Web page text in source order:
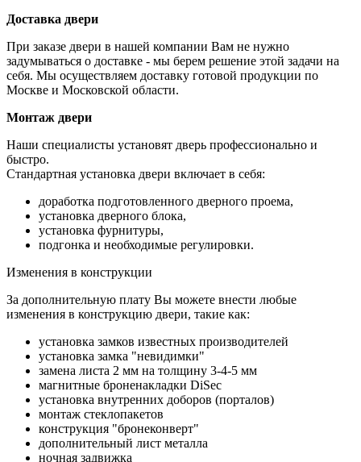
Доставка двери
При заказе двери в нашей компании Вам не нужно
задумываться о доставке - мы берем решение этой задачи на
себя. Мы осуществляем доставку готовой продукции по
Москве и Московской области.
Монтаж двери
Наши специалисты установят дверь профессионально и
быстро.
Стандартная установка двери включает в себя:
доработка подготовленного дверного проема,
установка дверного блока,
установка фурнитуры,
подгонка и необходимые регулировки.
Изменения в конструкции
За дополнительную плату Вы можете внести любые
изменения в конструкцию двери, такие как:
установка замков известных производителей
установка замка "невидимки"
замена листа 2 мм на толщину 3-4-5 мм
магнитные броненакладки DiSec
установка внутренних доборов (порталов)
монтаж стеклопакетов
конструкция "бронеконверт"
дополнительный лист металла
ночная задвижка